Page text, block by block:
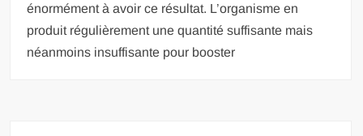
énormément à avoir ce résultat. L’organisme en
produit régulièrement une quantité suffisante mais
néanmoins insuffisante pour booster